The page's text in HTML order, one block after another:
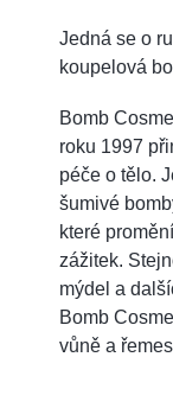
Jedná se o
koupelová
Bomb
roku 1997
péče o tělo.
šumivé
které
zážitek.
mýdel a
Bomb
vůně a